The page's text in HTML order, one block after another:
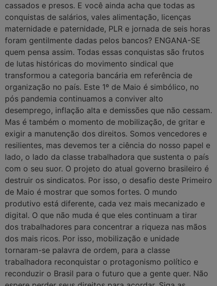
cassados e presos. E você ainda acha que todas as
conquistas de salários, vales alimentação, licenças
maternidade e paternidade, PLR e jornada de seis horas
foram gentilmente dadas pelos bancos? ENGANA-SE
quem pensa assim. Todas essas conquistas são frutos
de lutas históricas do movimento sindical que
transformou a categoria bancária em referência de
organização no país. Este 1º de Maio é simbólico, no
pós pandemia continuamos a conviver alto
desemprego, inflação alta e demissões que não cessam.
Mas é também o momento de mobilização, de gritar e
exigir a manutenção dos direitos. Somos vencedores e
resilientes, mas devemos ter a ciência do nosso papel e
lado, o lado da classe trabalhadora que sustenta o país
com o seu suor. O projeto do atual governo brasileiro é
destruir os sindicatos. Por isso, o desafio deste Primeiro
de Maio é mostrar que somos fortes. O mundo
produtivo está diferente, cada vez mais mecanizado e
digital. O que não muda é que eles continuam a tirar
dos trabalhadores para concentrar a riqueza nas mãos
dos mais ricos. Por isso, mobilização e unidade
tornaram-se palavra de ordem, para a classe
trabalhadora reconquistar o protagonismo político e
reconduzir o Brasil para o futuro que a gente quer. Não